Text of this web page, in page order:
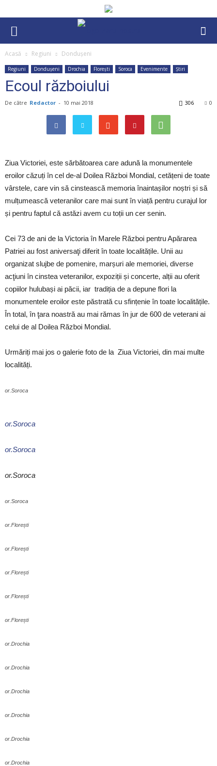
Acasă Regiuni Dondușeni
Regiuni Dondușeni Drochia Florești Soroca Evenimente Știri
Ecoul războiului
De către Redactor - 10 mai 2018 0
306
Ziua Victoriei, este sărbătoarea care adună la monumentele
eroilor căzuți în cel de-al Doilea Război Mondial, cetățeni de toate
vârstele, care vin să cinstească memoria înaintașilor noștri și să
mulțumească veteranilor care mai sunt în viață pentru curajul lor
și pentru faptul că astăzi avem cu toții un cer senin.
Cei 73 de ani de la Victoria în Marele Război pentru Apărarea
Patriei au fost aniversaţi diferit în toate localitățile. Unii au
organizat slujbe de pomenire, marșuri ale memoriei, diverse
acţiuni în cinstea veteranilor, expoziții și concerte, alții au oferit
copiilor hulubași ai păcii, iar tradiția de a depune flori la
monumentele eroilor este păstrată cu sfințenie în toate localitățile.
În total, în ţara noastră au mai rămas în jur de 600 de veterani ai
celui de al Doilea Război Mondial.
Urmăriți mai jos o galerie foto de la Ziua Victoriei, din mai multe
localități.
or.Soroca
or.Soroca
or.Soroca
or.Soroca
or.Soroca
or.Florești
or.Florești
or.Florești
or.Florești
or.Florești
or.Drochia
or.Drochia
or.Drochia
or.Drochia
or.Drochia
or.Drochia